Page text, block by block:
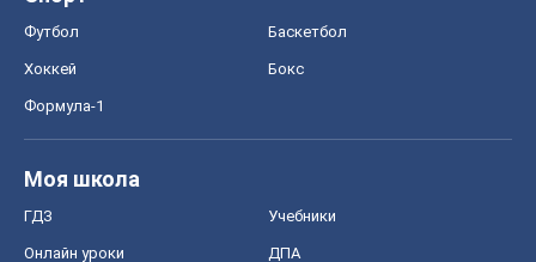
Футбол Баскетбол
Хоккей Бокс
Формула-1
Моя школа
ГДЗ Учебники
Онлайн уроки ДПА